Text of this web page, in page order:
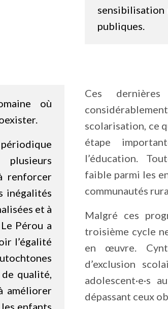
publiques.
où
renforcer
inégalités
et à
Pérou a
l’égalité
qualité,
améliorer
enfants
Ces
scolarisation, ce
étape
l’éducation.
faible parmi les
communautés
Malgré ces
troisième cycle
en œuvre.
d’exclusion
adolescent·e·s
dépassant ceux